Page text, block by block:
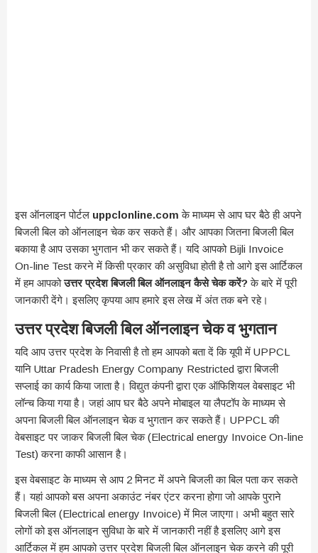
इस ऑनलाइन पोर्टल uppclonline.comके माध्यम से आप घर बैठे ही अपने
बिजली बिल को ऑनलाइन चेक कर सकते हैं। और आपका जितना बिजली बिल
बकाया है आप उसका भुगतान भी कर सकते हैं। यदि आपको Bijli Invoice
On-line Test करने में किसी प्रकार की असुविधा होती है तो आगे इस आर्टिकल
में हम आपकोउत्तर प्रदेश बिजली बिल ऑनलाइन कैसे चेक करें? के बारे में पूरी
जानकारी देंगे। इसलिए कृपया आप हमारे इस लेख में अंत तक बने रहे।
उत्तर प्रदेश बिजली बिल ऑनलाइन चेक व भुगतान
यदि आप उत्तर प्रदेश के निवासी है तो हम आपको बता दें कि यूपी में UPPCL
यानि Uttar Pradesh Energy Company Restricted द्वारा बिजली
सप्लाई का कार्य किया जाता है। विद्युत कंपनी द्वारा एक ऑफिशियल वेबसाइट भी
लॉन्च किया गया है। जहां आप घर बैठे अपने मोबाइल या लैपटॉप के माध्यम से
अपना बिजली बिल ऑनलाइन चेक व भुगतान कर सकते हैं। UPPCL की
वेबसाइट पर जाकर बिजली बिल चेक (Electrical energy Invoice On-line
Test) करना काफी आसान है।
इस वेबसाइट के माध्यम से आप 2 मिनट में अपने बिजली का बिल पता कर सकते
हैं। यहां आपको बस अपना अकाउंट नंबर एंटर करना होगा जो आपके पुराने
बिजली बिल (Electrical energy Invoice) में मिल जाएगा। अभी बहुत सारे
लोगों को इस ऑनलाइन सुविधा के बारे में जानकारी नहीं है इसलिए आगे इस
आर्टिकल में हम आपको उत्तर प्रदेश बिजली बिल ऑनलाइन चेक करने की पूरी